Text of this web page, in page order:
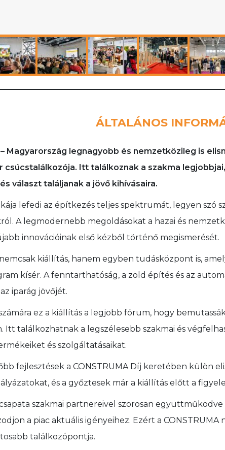
ÁLTALÁNOS
– Magyarország legnagyobb és nemzetközileg is
csúcstalálkozója. Itt találkoznak a szakma
választ találjanak a jövő kihívásaira.
lefedi az építkezés teljes spektrumát, legyen szó
A legmodernebb megoldásokat a hazai és
innovációinak első kézből történő megismerését.
kiállítás, hanem egyben tudásközpont is,
kísér. A fenntarthatóság, a zöld építés és az
iparág jövőjét.
ez a kiállítás a legjobb fórum, hogy
Itt találkozhatnak a legszélesebb szakmai és
és szolgáltatásaikat.
fejlesztések a CONSTRUMA Díj keretében külön
és a győztesek már a kiállítás előtt a
csapata szakmai partnereivel szorosan
a piac aktuális igényeihez. Ezért a
találkozópontja.